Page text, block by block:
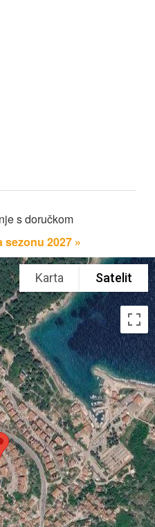
s doručkom
sezonu 2027 »
Karta Satelit